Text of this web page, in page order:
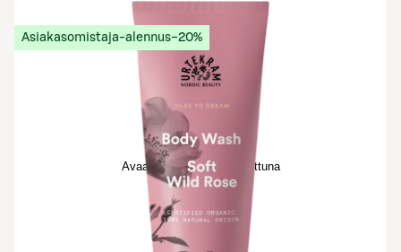
Avaa tuotekuva suurennettuna
Asiakasomistaja-alennus−20%